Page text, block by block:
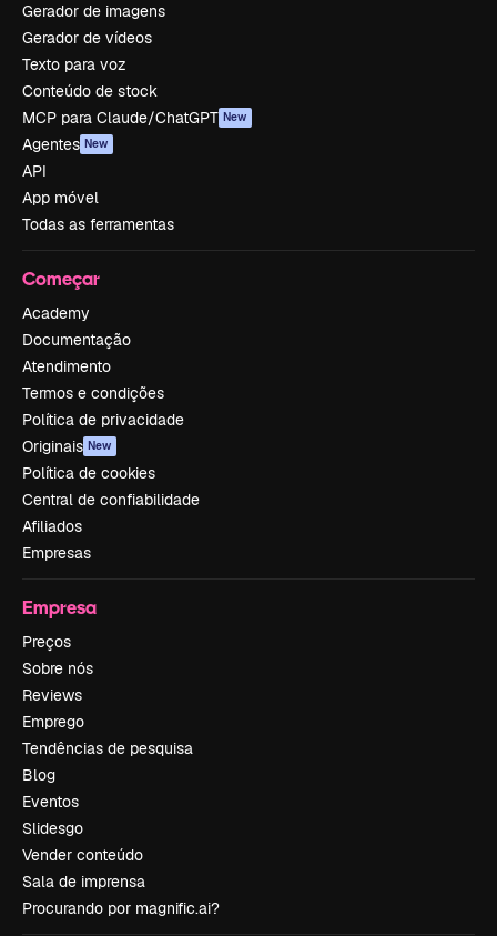
Gerador de imagens
Gerador de vídeos
Texto para voz
Conteúdo de stock
MCP para Claude/ChatGPT New
Agentes New
API
App móvel
Todas as ferramentas
Começar
Academy
Documentação
Atendimento
Termos e condições
Política de privacidade
Originais New
Política de cookies
Central de confiabilidade
Afiliados
Empresas
Empresa
Preços
Sobre nós
Reviews
Emprego
Tendências de pesquisa
Blog
Eventos
Slidesgo
Vender conteúdo
Sala de imprensa
Procurando por magnific.ai?